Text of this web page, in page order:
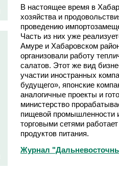
В настоящее время в
хозяйства и
проведению
Часть из них уже
Амуре и Хабаровском
организовали работу
салатов. Этот же вид
участии иностранных
будущего», японские
аналогичные проекты и
министерство
пищевой промышленности
торговыми сетями
продуктов питания.
Журнал